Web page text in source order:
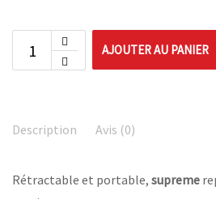
AJOUTER AU PANIER
Description Avis (0)
Rétractable et portable, supreme